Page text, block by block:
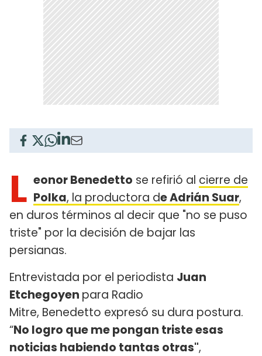
L eonor Benedetto se refirió al cierre de
Polka, la productora de Adrián Suar,
en duros términos al decir que "no se puso
triste" por la decisión de bajar las
persianas.
Entrevistada por el periodista Juan
Etchegoyen para Radio
Mitre, Benedetto expresó su dura postura.
“No logro que me pongan triste esas
noticias habiendo tantas otras",